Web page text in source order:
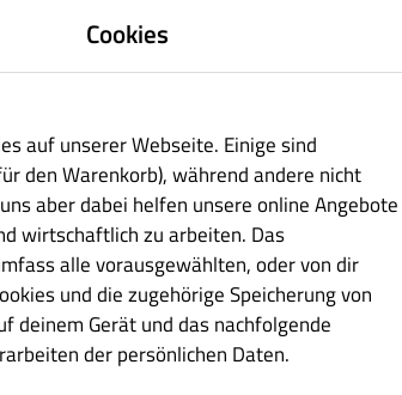
€ 4.00
€ 5.00
Cookies
auf unserer Webseite. Einige sind
den Warenkorb), während andere nicht
aber dabei helfen unsere online Angebote
wirtschaftlich zu arbeiten. Das
alle vorausgewählten, oder von dir
und die zugehörige Speicherung von
deinem Gerät und das nachfolgende
der persönlichen Daten.